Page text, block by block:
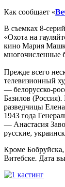
Как сообщает «
В съемках 8-
«Охота на
кино Мария
многочисленные
Прежде всего
телевизионный
— белорусско-
Базилов
разведчицы
1943 года
— Анастасия
русские,
Кроме
Витебске. Дата